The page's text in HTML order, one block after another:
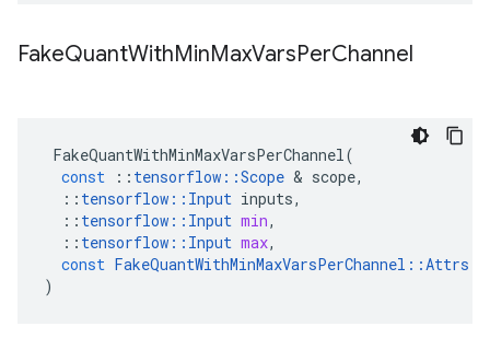
FakeQuantWithMinMaxVarsPerChannel
FakeQuantWithMinMaxVarsPerChannel(
const
:: tensorflow ::Scope & scope,
:: tensorflow :: Input inputs,
:: tensorflow :: Input min,
:: tensorflow :: Input max,
const FakeQuantWithMinMaxVarsPerChannel ::Attrs
)